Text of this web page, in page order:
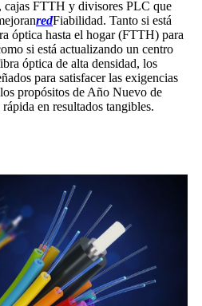
cajas FTTH y divisores PLC que
redFiabilidad. Tanto si está
óptica hasta el hogar (FTTH) para
si está actualizando un centro
óptica de alta densidad, los
para satisfacer las exigencias
propósitos de Año Nuevo de
en resultados tangibles.